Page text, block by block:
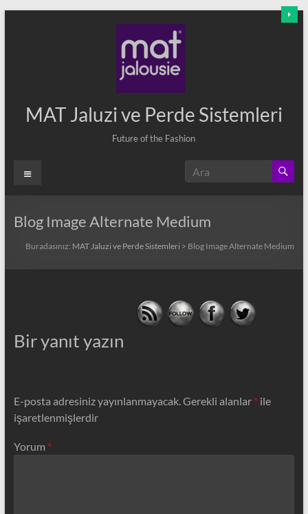
MAT Jaluzi ve Perde Sistemleri
Future of the Fashion
Menü
Blog Image Alternate Medium
Buradasınız: MAT Jaluzi ve Perde Sistemleri > Blog Image Alternate Medium
Bir yanıt yazın
E-posta adresiniz yayınlanmayacak.Gerekli alanlar *ile
işaretlenmişlerdir
Yorum *